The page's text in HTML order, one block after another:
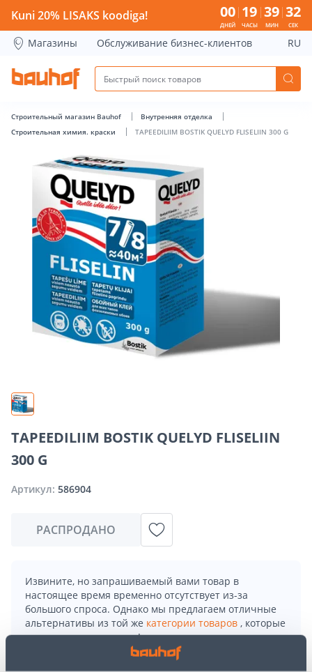
TAPEEDILIIM BOSTIK QUELYD FLISELIIN 300 G - Bauhof has
Kuni 20% LISAKS koodiga! 00
ДНЕЙ
19
ЧАСЫ
39
МИН
32
СЕК
Магазины Обслуживание бизнес-клиентов RU
Строительный магазин Bauhof
Внутренняя отделка
Строительная химия. краски
TAPEEDILIIM BOSTIK QUELYD FLISELIIN 300 G
TAPEEDILIIM BOSTIK QUELYD FLISELIIN
300 G
Артикул: 586904
РАСПРОДАНО
Извините, но запрашиваемый вами товар в
настоящее время временно отсутствует из-за
большого спроса. Однако мы предлагаем отличные
альтернативы из той же категории товаров , которые
могут вам понравиться!
Но ваш шопинг не должен заканчиваться здесь - вы
можете продолжить свои исследования, вернувшись